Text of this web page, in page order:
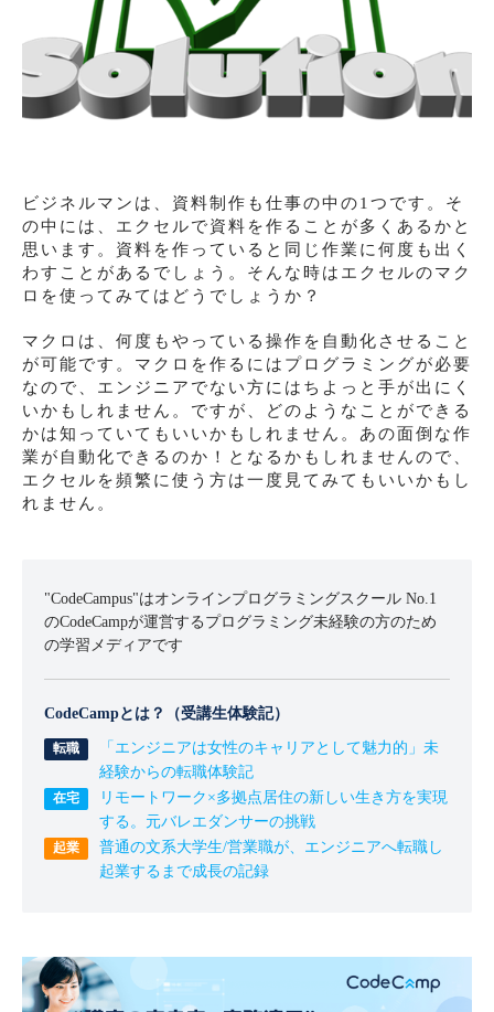
ビジネルマンは、資料制作も仕事の中の1つです。そ
の中には、エクセルで資料を作ることが多くあるかと
思います。資料を作っていると同じ作業に何度も出く
わすことがあるでしょう。そんな時はエクセルのマク
ロを使ってみてはどうでしょうか？
マクロは、何度もやっている操作を自動化させること
が可能です。マクロを作るにはプログラミングが必要
なので、エンジニアでない方にはちよっと手が出にく
いかもしれません。ですが、どのようなことができる
かは知っていてもいいかもしれません。あの面倒な作
業が自動化できるのか！となるかもしれませんので、
エクセルを頻繁に使う方は一度見てみてもいいかもし
れません。
"CodeCampus"はオンラインプログラミングスクール No.1
のCodeCampが運営するプログラミング未経験の方のため
の学習メディアです
CodeCampとは？（受講生体験記）
「エンジニアは女性のキャリアとして魅力的」未
経験からの転職体験記
リモートワーク×多拠点居住の新しい生き方を実現
する。元バレエダンサーの挑戦
普通の文系大学生/営業職が、エンジニアへ転職し
起業するまで成長の記録